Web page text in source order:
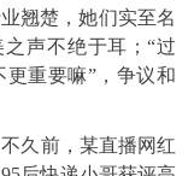
翘楚，她们实至名
声不绝于耳；“过
更重要嘛”，争议和
久前，某直播网红